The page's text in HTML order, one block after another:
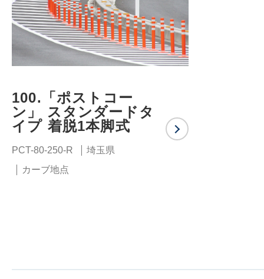
100.「ポストコー
ン」 スタンダードタ
イプ 着脱1本脚式
PCT-80-250-R
埼玉県
カーブ地点